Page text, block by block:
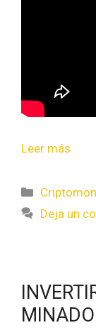
Leer más
Deja un